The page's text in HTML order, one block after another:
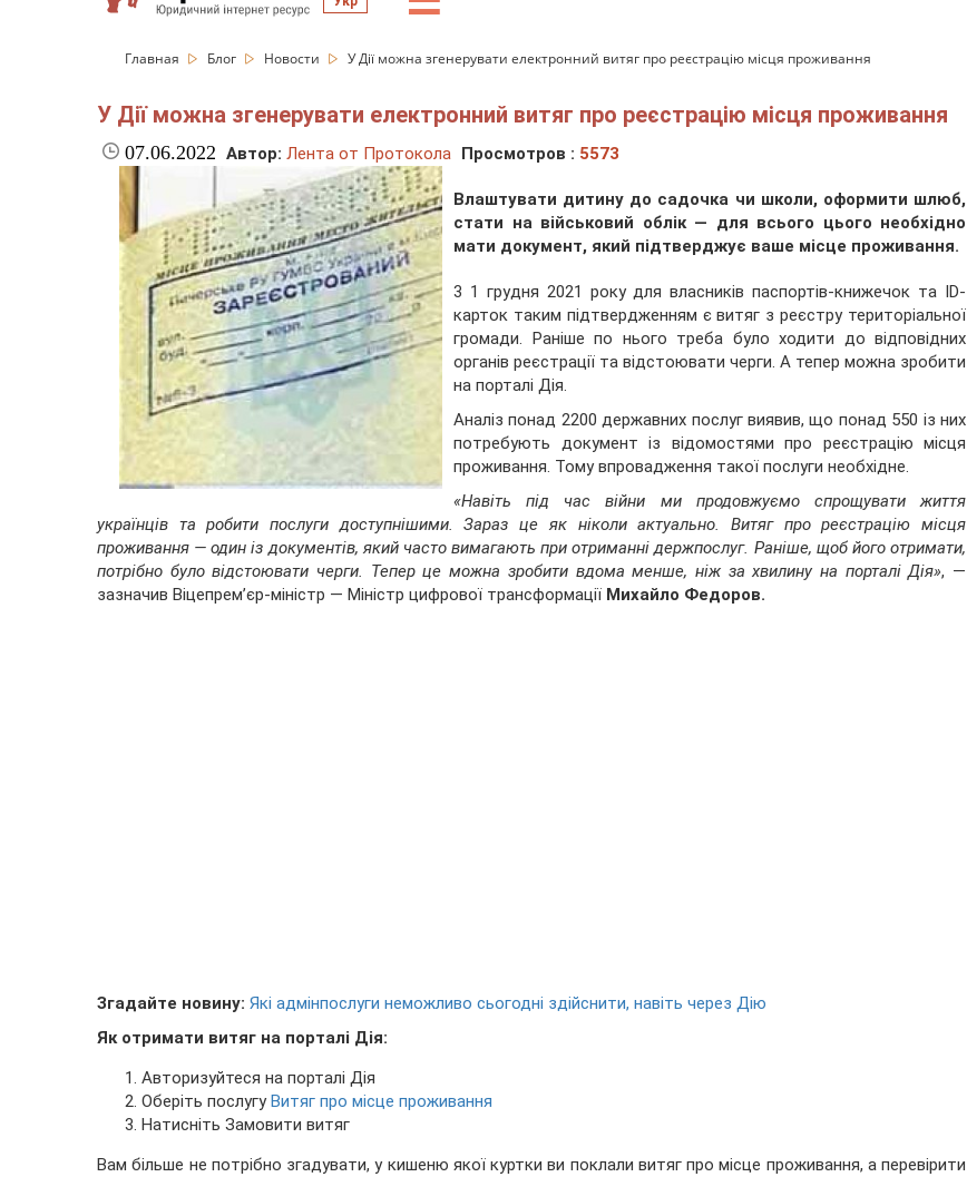
Главная Блог Новости У Дії можна згенерувати електронний витяг про реєстрацію місця проживання
У Дії можна згенерувати електронний витяг про реєстрацію місця проживання
07.06.2022 Автор: Лента от Протокола Просмотров : 5573
Влаштувати дитину до садочка чи школи, оформити шлюб,
стати на військовий облік — для всього цього необхідно
мати документ, який підтверджує ваше місце проживання.
3 1 грудня 2021 року для власників паспортів-книжечок та ID-
карток таким підтвердженням є витяг з реєстру територіальної
громади. Раніше по нього треба було ходити до відповідних
органів реєстрації та відстоювати черги. А тепер можна зробити
на порталі Дія.
Аналіз понад 2200 державних послуг виявив, що понад 550 із них
потребують документ із відомостями про реєстрацію місця
проживання. Тому впровадження такої послуги необхідне.
«Навіть під час війни ми продовжуємо спрощувати життя
українців та робити послуги доступнішими. Зараз це як ніколи актуально. Витяг про реєстрацію місця
проживання — один із документів, який часто вимагають при отриманні держпослуг. Раніше, щоб його отримати,
потрібно було відстоювати черги. Тепер це можна зробити вдома менше, ніж за хвилину на порталі Дія», —
зазначив Віцепрем’єр-міністр — Міністр цифрової трансформації Михайло Федоров.
Згадайте новину: Які адмінпослуги неможливо сьогодні здійснити, навіть через Дію
Як отримати витяг на порталі Дія:
Авторизуйтеся на порталі Дія
Оберіть послугуВитяг про місце проживання
Натисніть Замовити витяг
Вам більше не потрібно згадувати, у кишеню якої куртки ви поклали витяг про місце проживання, а перевірити